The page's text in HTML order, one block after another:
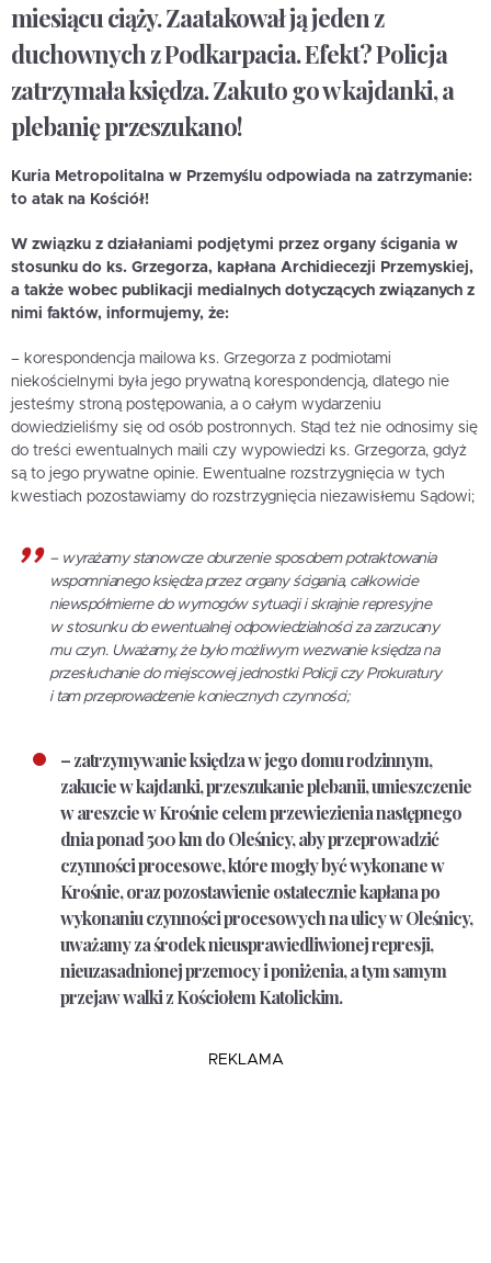
miesiącu ciąży. Zaatakował ją jeden z
duchownych z Podkarpacia. Efekt? Policja
zatrzymała księdza. Zakuto go w kajdanki, a
plebanię przeszukano!
Kuria Metropolitalna w Przemyślu odpowiada na zatrzymanie:
to atak na Kościół!
W związku z działaniami podjętymi przez organy ścigania w
stosunku do ks. Grzegorza, kapłana Archidiecezji Przemyskiej,
a także wobec publikacji medialnych dotyczących związanych z
nimi faktów, informujemy, że:
– korespondencja mailowa ks. Grzegorza z podmiotami
niekościelnymi była jego prywatną korespondencją, dlatego nie
jesteśmy stroną postępowania, a o całym wydarzeniu
dowiedzieliśmy się od osób postronnych. Stąd też nie odnosimy się
do treści ewentualnych maili czy wypowiedzi ks. Grzegorza, gdyż
są to jego prywatne opinie. Ewentualne rozstrzygnięcia w tych
kwestiach pozostawiamy do rozstrzygnięcia niezawisłemu Sądowi;
– wyrażamy stanowcze oburzenie sposobem potraktowania
wspomnianego księdza przez organy ścigania, całkowicie
niewspółmierne do wymogów sytuacji i skrajnie represyjne
w stosunku do ewentualnej odpowiedzialności za zarzucany
mu czyn. Uważamy, że było możliwym wezwanie księdza na
przesłuchanie do miejscowej jednostki Policji czy Prokuratury
i tam przeprowadzenie koniecznych czynności;
– zatrzymywanie księdza w jego domu rodzinnym,
zakucie w kajdanki, przeszukanie plebanii, umieszczenie
w areszcie w Krośnie celem przewiezienia następnego
dnia ponad 500 km do Oleśnicy, aby przeprowadzić
czynności procesowe, które mogły być wykonane w
Krośnie, oraz pozostawienie ostatecznie kapłana po
wykonaniu czynności procesowych na ulicy w Oleśnicy,
uważamy za środek nieusprawiedliwionej represji,
nieuzasadnionej przemocy i poniżenia, a tym samym
przejaw walki z Kościołem Katolickim.
REKLAMA